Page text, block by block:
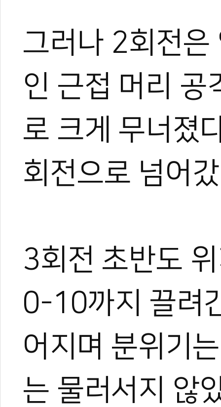
그러나 2회전은
인 근접 머리
로 크게 무너졌
회전으로 넘어
3회전 초반도
0-10까지 끌려
어지며 분위기
는 물러서지 않